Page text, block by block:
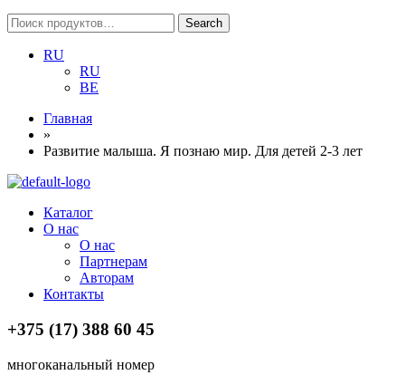
Search
for:
Search
RU
RU
BE
Главная
»
Развитие малыша. Я познаю мир. Для детей 2-3 лет
Menu
Каталог
О нас
О нас
Партнерам
Авторам
Контакты
+375 (17) 388 60 45
многоканальный номер